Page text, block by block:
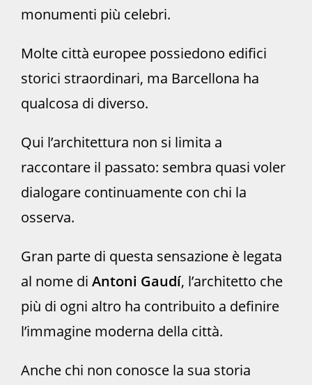
monumenti più celebri.
Molte città europee possiedono edifici
storici straordinari, ma Barcellona ha
qualcosa di diverso.
Qui l’architettura non si limita a
raccontare il passato: sembra quasi voler
dialogare continuamente con chi la
osserva.
Gran parte di questa sensazione è legata
al nome di Antoni Gaudí, l’architetto che
più di ogni altro ha contribuito a definire
l’immagine moderna della città.
Anche chi non conosce la sua storia